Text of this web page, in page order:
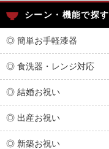
シーン・機能で探す
◎ 簡単お手軽漆器
◎ 食洗器・レンジ対応
◎ 結婚お祝い
◎ 出産お祝い
◎ 新築お祝い